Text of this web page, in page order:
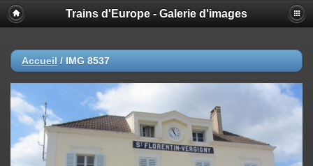
Trains d'Europe - Galerie d'images
Accueil / IMG 8537